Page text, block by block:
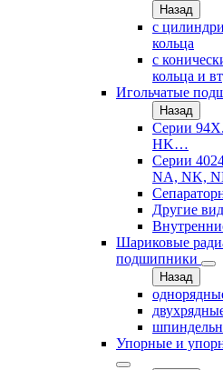
Назад
с
кольца
с
кольца и
Игольчатые
Назад
Серии
HK…
Серии
NA, NK,
Другие
Шариковые
подшипники
Назад
Упорные и